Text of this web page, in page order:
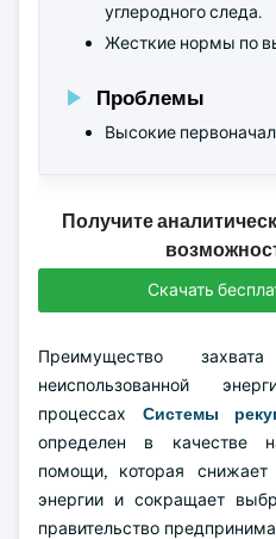
углеродного следа.
Жесткие нормы по
Проблемы
Высокие
Получите
Скачать
Преимущество
неиспользованной
процессах Системы
определен в качестве
помощи, которая снижает
энергии и сокращает
правительство